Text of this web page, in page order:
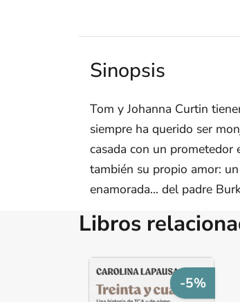
Sinopsis
Tom y Johanna Curtin
siempre ha querido ser
casada con un prometedor
también su propio amor:
enamorada... del padre
Libros
-5%